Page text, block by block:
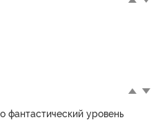
фантастический уровень